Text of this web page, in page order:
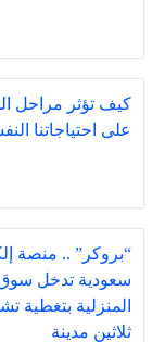
كيف تؤثر مراحل
على احتياجاتنا
“بروكر” .. منصة
سعودية تدخل
المنزلية بتغطية
ثلاثين مدينة